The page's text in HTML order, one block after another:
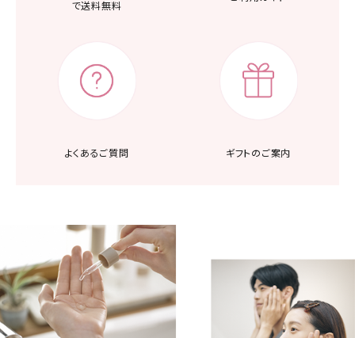
で送料無料
よくあるご質問 ギフトのご案内